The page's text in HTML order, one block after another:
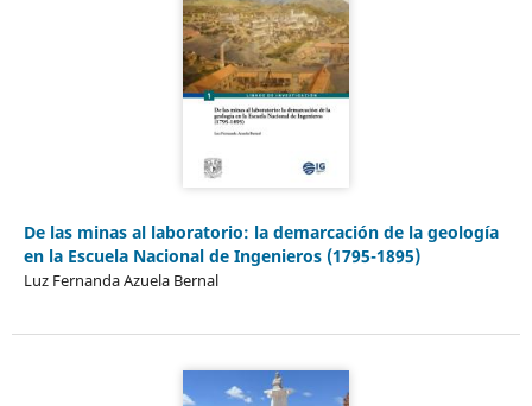
De las minas al laboratorio: la demarcación de la geología
en la Escuela Nacional de Ingenieros (1795-1895)
Luz Fernanda Azuela Bernal